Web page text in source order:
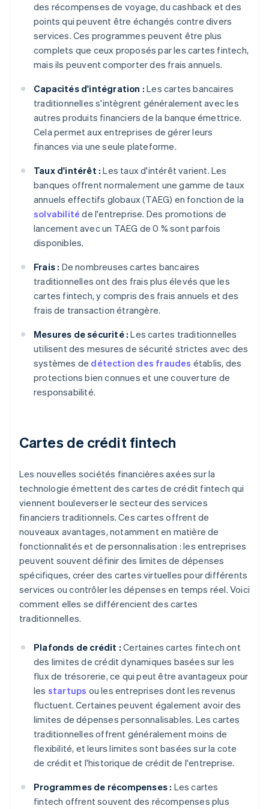
des récompenses de voyage, du cashback et des
points qui peuvent être échangés contre divers
services. Ces programmes peuvent être plus
complets que ceux proposés par les cartes fintech,
mais ils peuvent comporter des frais annuels.
Capacités d'intégration : Les cartes bancaires
traditionnelles s'intègrent généralement avec les
autres produits financiers de la banque émettrice.
Cela permet aux entreprises de gérer leurs
finances via une seule plateforme.
Taux d'intérêt : Les taux d'intérêt varient. Les
banques offrent normalement une gamme de taux
annuels effectifs globaux (TAEG) en fonction de la
solvabilité de l'entreprise. Des promotions de
lancement avec un TAEG de 0 % sont parfois
disponibles.
Frais : De nombreuses cartes bancaires
traditionnelles ont des frais plus élevés que les
cartes fintech, y compris des frais annuels et des
frais de transaction étrangère.
Mesures de sécurité : Les cartes traditionnelles
utilisent des mesures de sécurité strictes avec des
systèmes de détection des fraudes établis, des
protections bien connues et une couverture de
responsabilité.
Cartes de crédit fintech
Les nouvelles sociétés financières axées sur la
technologie émettent des cartes de crédit fintech qui
viennent bouleverser le secteur des services
financiers traditionnels. Ces cartes offrent de
nouveaux avantages, notamment en matière de
fonctionnalités et de personnalisation : les entreprises
peuvent souvent définir des limites de dépenses
spécifiques, créer des cartes virtuelles pour différents
services ou contrôler les dépenses en temps réel. Voici
comment elles se différencient des cartes
traditionnelles.
Plafonds de crédit : Certaines cartes fintech ont
des limites de crédit dynamiques basées sur les
flux de trésorerie, ce qui peut être avantageux pour
les startups ou les entreprises dont les revenus
fluctuent. Certaines peuvent également avoir des
limites de dépenses personnalisables. Les cartes
traditionnelles offrent généralement moins de
flexibilité, et leurs limites sont basées sur la cote
de crédit et l'historique de crédit de l'entreprise.
Programmes de récompenses : Les cartes
fintech offrent souvent des récompenses plus